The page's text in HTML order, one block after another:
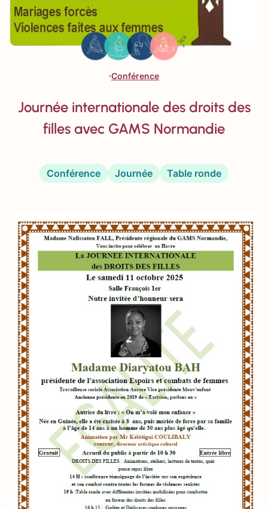
Conférence
Journée internationale des droits des
filles avec GAMS Normandie
Conférence Journée Table ronde